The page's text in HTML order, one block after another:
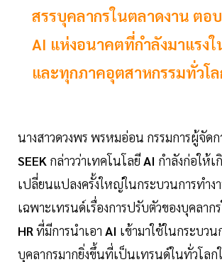
สรรบุคลากรในตลาดงาน ตอ
AI แห่งอนาคตที่กำลังมาแรงใ
และทุกภาคอุตสาหกรรมทั่วโ
นางสาวดวงพร พรหมอ่อน กรรมการผู้จัดก
SEEK กล่าวว่าเทคโนโลยีAI กำลังก่อให้เ
เปลี่ยนแปลงครั้งใหญ่ในกระบวนการทำง
เฉพาะเทรนด์เรื่องการปรับตัวของบุคลาก
HRที่มีการนำเอา AI เข้ามาใช้ในกระบวน
บุคลากรมากยิ่งขึ้นที่เป็นเทรนด์ในทั่วโลก